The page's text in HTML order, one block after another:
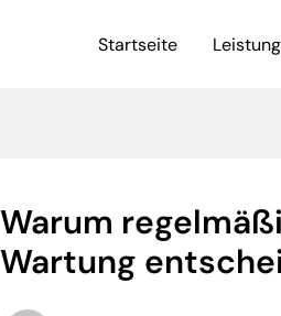
Startseite
Warum
Wartung